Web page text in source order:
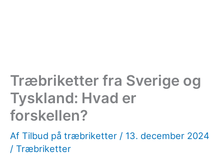
Træbriketter fra Sverige og
Tyskland: Hvad er
forskellen?
Af Tilbud på træbriketter / 13. december 2024
/ Træbriketter